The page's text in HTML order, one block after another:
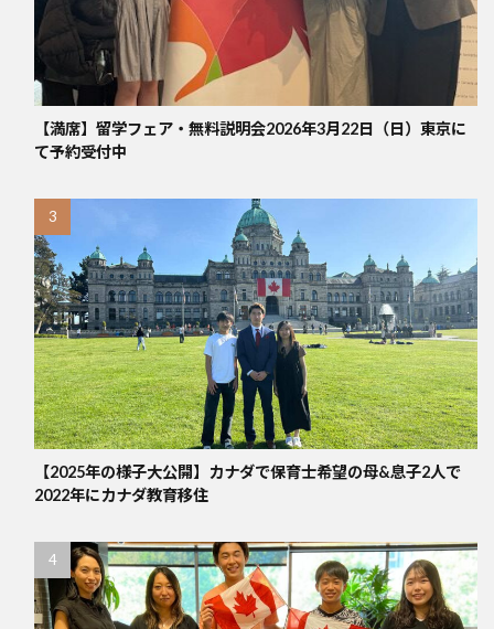
【満席】留学フェア・無料説明会2026年3月22日（日）東京に
て予約受付中
【2025年の様子大公開】カナダで保育士希望の母&息子2人で
2022年にカナダ教育移住